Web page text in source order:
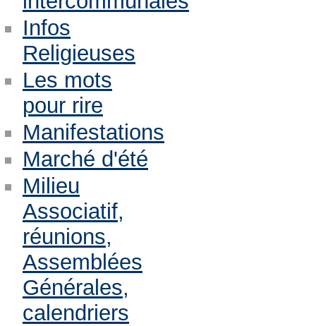
Infos
Religieuses
Les mots
pour rire
Manifestations
Marché d'été
Milieu
Associatif,
réunions,
Assemblées
Générales,
calendriers